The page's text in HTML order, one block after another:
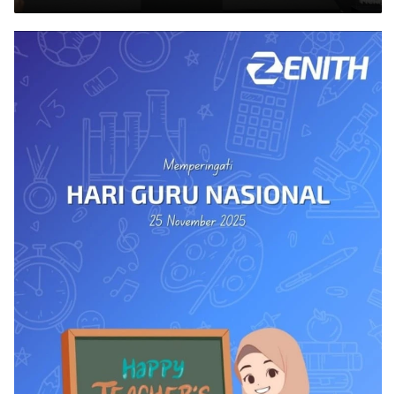
Indonesia